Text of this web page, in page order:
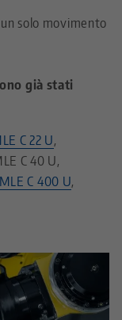
solo movimento
già stati
C 22 U,
C 40 U,
C 400 U,